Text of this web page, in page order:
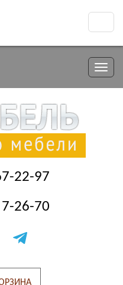
Toggle
22-97
26-70